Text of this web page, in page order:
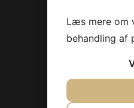
Læs mere om
behandling af